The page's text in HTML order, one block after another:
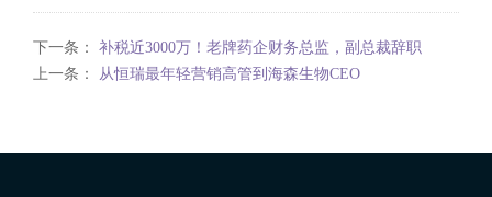
下一条： 补税近3000万！老牌药企财务总监，副总裁辞职
上一条： 从恒瑞最年轻营销高管到海森生物CEO